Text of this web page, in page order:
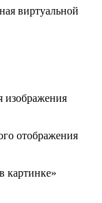
виртуальной
изображения
отображения
картинке»